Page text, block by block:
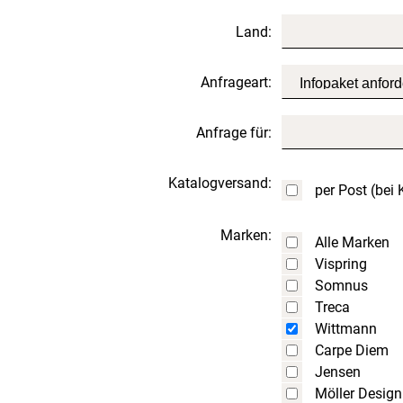
Land:
Anfrageart:
Anfrage für:
Katalogversand: per Post (bei
Marken:
Alle Marken
Vispring
Somnus
Treca
Wittmann
Carpe Diem
Jensen
Möller Design